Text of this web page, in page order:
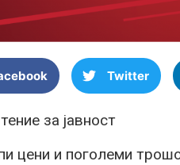
Twitter
за јавност
цени и поголеми